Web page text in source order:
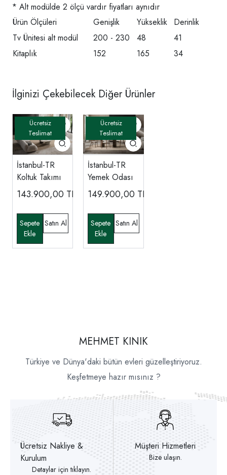
* Alt modülde 2 ölçü vardır fiyatları aynıdır
Ürün Ölçüleri
Genişlik Yükseklik
Derinlik
Tv Ünitesi alt modül
200 - 230 48
41
Kitaplık
152 165 34
İlginizi Çekebilecek Diğer Ürünler
İstanbul-TR
Koltuk Takımı
143.900,00 TL
İstanbul-TR
Yemek Odası
149.900,00 TL
MEHMET KINIK
Türkiye ve Dünya'daki bütün evleri güzelleştiriyoruz.
Keşfetmeye hazır mısınız ?
Ücretsiz Nakliye &
Kurulum
Detaylar için tıklayın.
Müşteri Hizmetleri
Bize ulaşın.